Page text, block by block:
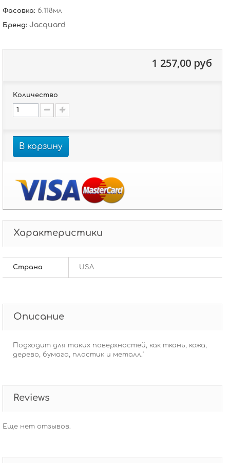
Фасовка: б.118мл
Бренд: Jacquard
1 257,00 руб
Количество
В корзину
Характеристики
Страна USA
Описание
Подходит для таких поверхностей, как ткань, кожа,
дерево, бумага, пластик и металл.'
Reviews
Еще нет отзывов.